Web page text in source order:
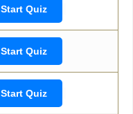
Start Quiz
Start Quiz
Start Quiz